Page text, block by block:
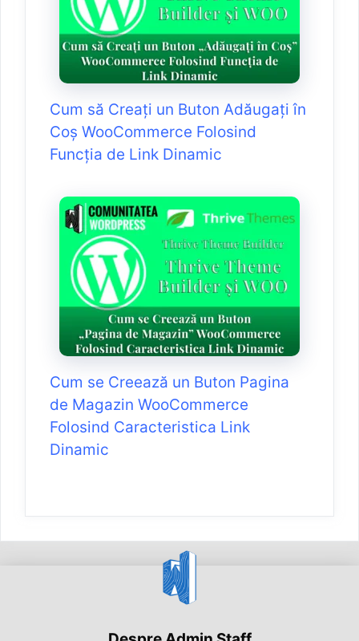
Cum să Creați un Buton Adăugați în
Coș WooCommerce Folosind
Funcția de Link Dinamic
Cum se Creează un Buton Pagina
de Magazin WooCommerce
Folosind Caracteristica Link
Dinamic